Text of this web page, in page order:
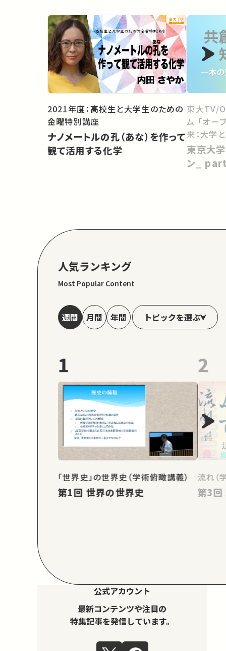
2021年度：高校生と大学生のための
金曜特別講座
ナノメートルの孔（あな）を作って
観て活用する化学
東大TV/
ム 「オー
来：大学
向けて」
東京大
ン_
人気ランキング
Most Popular Content
週間 月間 年間 トピックを選ぶ
1
「世界史」の世界史（学術俯瞰講義）
第1回 世界の世界史
2
流れ（
公式アカウント
最新コンテンツや注目の
特集記事を発信しています。